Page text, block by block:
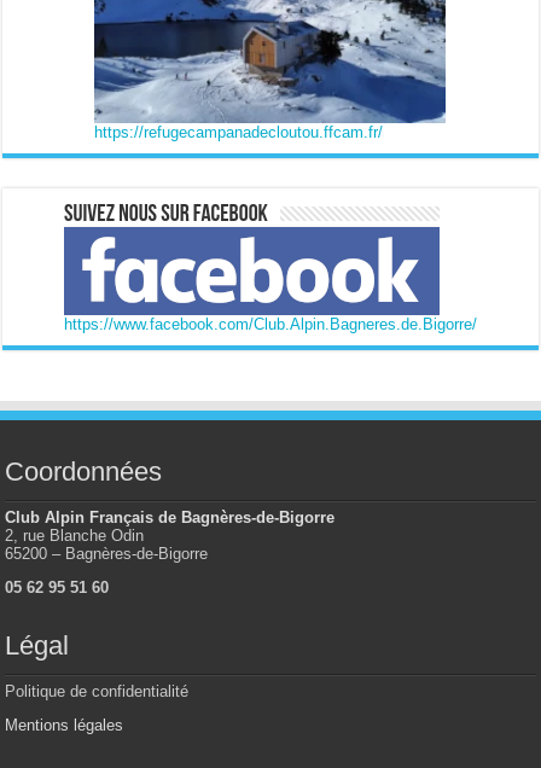
https://refugecampanadecloutou.ffcam.fr/
https://www.facebook.com/Club.Alpin.Bagneres.de.Bigorre/
Coordonnées
Club Alpin Français de Bagnères-de-Bigorre
2, rue Blanche Odin
65200 – Bagnères-de-Bigorre
05 62 95 51 60
Légal
Politique de confidentialité
Mentions légales